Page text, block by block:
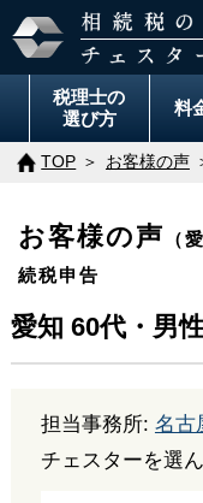
税理士の
選び方
料
TOP お客様の声
お客様の声
（
続税申告
愛知 60代・男
担当事務所: 名古
チェスターを選